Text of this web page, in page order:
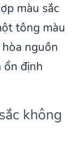
màu sắc
tông màu
nguồn
ổn định
không